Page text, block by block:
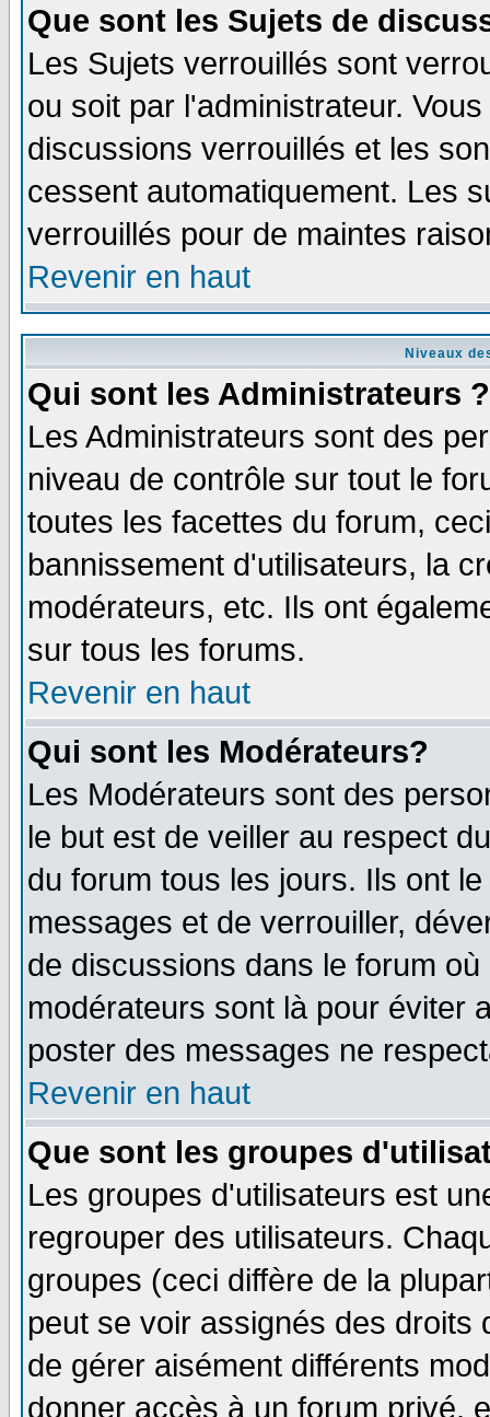
Que sont les Sujets de
Les Sujets verrouillés sont
ou soit par l'administrateur.
discussions verrouillés et les
cessent automatiquement. Les
verrouillés pour de maintes
Revenir en haut
Niveaux
Qui sont les Administrateurs ?
Les Administrateurs sont des
niveau de contrôle sur tout le
toutes les facettes du forum,
bannissement d'utilisateurs, la
modérateurs, etc. Ils ont
sur tous les forums.
Revenir en haut
Qui sont les Modérateurs?
Les Modérateurs sont des
le but est de veiller au respect
du forum tous les jours. Ils ont
messages et de verrouiller,
de discussions dans le forum
modérateurs sont là pour éviter
poster des messages ne
Revenir en haut
Que sont les groupes
Les groupes d'utilisateurs est
regrouper des utilisateurs.
groupes (ceci diffère de la
peut se voir assignés des
de gérer aisément différents
donner accès à un forum privé,